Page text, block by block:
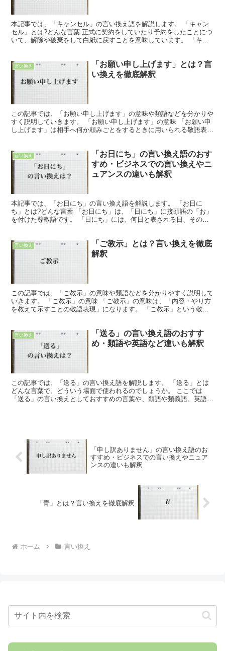
本記事では、「キャンセル」の言い換え語を解説します。 「キャン
セル」とは?どんな言葉 正式に契約をしていたり予約をしたことにつ
いて、解除や破棄をして白紙に戻すことを意味しています。 「キャ
言い換え
「お願い申し上げます」とは？言
い換えを徹底解釈
この記事では、「お願い申し上げます」の意味や類語などを分かりや
すく説明していきます。 「お願い申し上げます」の意味 「お願い申
し上げます」は相手へ何か頼みごとをするときに用いられる敬語表現
言い換え
「お日にち」の言い換え語のおす
すめ・ビジネスでの言い換えやニ
ュアンスの違いも解釈
本記事では、「お日にち」の言い換え語を解説します。 「お日に
ち」とは?どんな言葉 「お日にち」は、「日にち」に接頭語の「お」
を付けた尊敬語です。 「日にち」には、何日と表される日、その
言い換え
「ご教示」とは？言い換えを徹底
解釈
この記事では、「ご教示」の意味や類語などを分かりやすく説明して
いきます。 「ご教示」の意味 「ご教示」の意味は、「内容・やり方
を教えて示すことの敬語表現」になります。 「ご教示」という敬語
言い換え
「送る」の言い換え語のおすす
め・類語や英語など違いも解釈
この記事では、「送る」の言い換え語を解説します。 「送る」とは
どんな言葉で、どういう場面で使われるのでしょうか。 ここでは
「送る」の言い換えとしておすすめの言葉や、類語や類義語、英語で
「申し訳ありません」の言い換え語のお
すすめ・ビジネスでの言い換えやニュア
ンスの違いも解釈
「青」とは？言い換えを徹底解釈
ホーム 言い換え